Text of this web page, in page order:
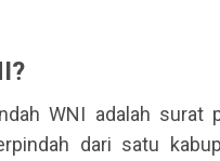
WNI adalah surat
dari satu